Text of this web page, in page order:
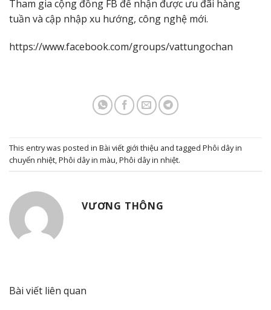
Tham gia cộng đồng FB để nhận được ưu đãi hàng
tuần và cập nhập xu hướng, công nghệ mới.
https://www.facebook.com/groups/vattungochan
This entry was posted in Bài viết giới thiệu and tagged Phôi dây in
chuyển nhiệt,Phôi dây in màu,Phôi dây in nhiệt.
VƯƠNG THÔNG
Bài viết liên quan